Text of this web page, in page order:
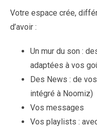
Votre espace crée,
d’avoir :
Un mur du son :
adaptées à vos
Des News : de
intégré à Noomiz)
Vos messages
Vos playlists :